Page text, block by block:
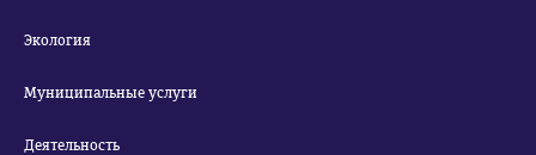
Экология
Муниципальные услуги
Деятельность